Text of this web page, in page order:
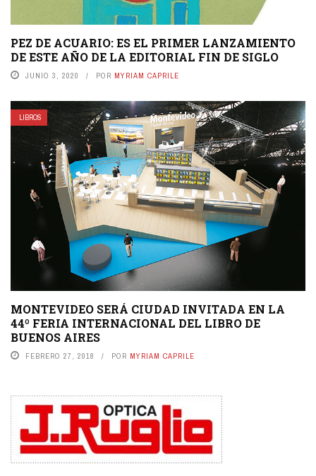
PEZ DE ACUARIO: ES EL PRIMER LANZAMIENTO
DE ESTE AÑO DE LA EDITORIAL FIN DE SIGLO
JUNIO 3, 2020 POR MYRIAM CAPRILE
LIBROS
MONTEVIDEO SERÁ CIUDAD INVITADA EN LA
44º FERIA INTERNACIONAL DEL LIBRO DE
BUENOS AIRES
FEBRERO 27, 2018 POR MYRIAM CAPRILE